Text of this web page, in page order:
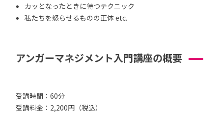
カッとなったときに待つテクニック
私たちを怒らせるものの正体 etc.
アンガーマネジメント入門講座の概要
受講時間：60分
受講料金：2,200円（税込）